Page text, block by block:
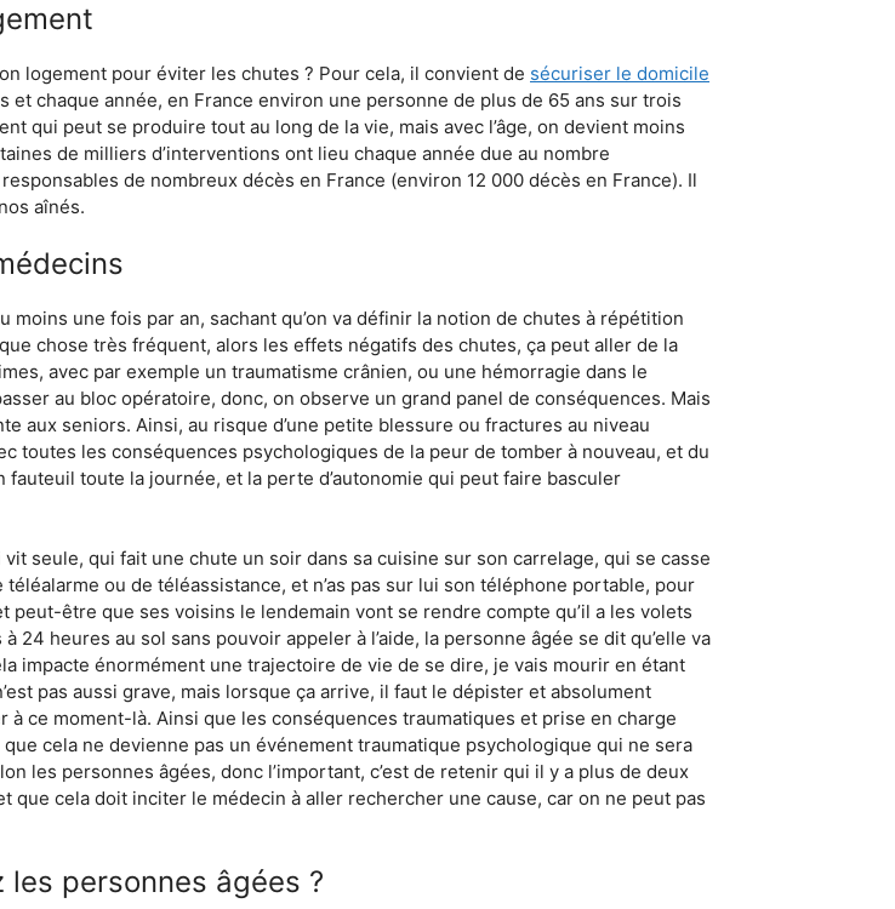
logement pour éviter les chutes ? Pour cela, il convient de sécuriser le domicile
et chaque année, en France environ une personne de plus de 65 ans sur trois
qui peut se produire tout au long de la vie, mais avec l’âge, on devient moins
de milliers d’interventions ont lieu chaque année due au nombre
de nombreux décès en France (environ 12 000 décès en France). Il
aînés.
une fois par an, sachant qu’on va définir la notion de chutes à répétition
chose très fréquent, alors les effets négatifs des chutes, ça peut aller de la
avec par exemple un traumatisme crânien, ou une hémorragie dans le
au bloc opératoire, donc, on observe un grand panel de conséquences. Mais
aux seniors. Ainsi, au risque d’une petite blessure ou fractures au niveau
toutes les conséquences psychologiques de la peur de tomber à nouveau, et du
toute la journée, et la perte d’autonomie qui peut faire basculer
seule, qui fait une chute un soir dans sa cuisine sur son carrelage, qui se casse
ou de téléassistance, et n’as pas sur lui son téléphone portable, pour
être que ses voisins le lendemain vont se rendre compte qu’il a les volets
heures au sol sans pouvoir appeler à l’aide, la personne âgée se dit qu’elle va
impacte énormément une trajectoire de vie de se dire, je vais mourir en étant
pas aussi grave, mais lorsque ça arrive, il faut le dépister et absolument
ce moment-là. Ainsi que les conséquences traumatiques et prise en charge
cela ne devienne pas un événement traumatique psychologique qui ne sera
les personnes âgées, donc l’important, c’est de retenir qui il y a plus de deux
que cela doit inciter le médecin à aller rechercher une cause, car on ne peut pas
les personnes âgées ?